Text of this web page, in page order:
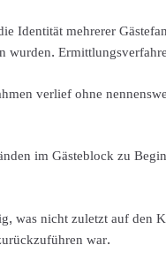
Identität mehrerer
wurden.
verlief ohne
im Gästeblock zu
was nicht zuletzt auf den
war.